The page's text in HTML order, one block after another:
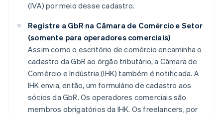
(IVA) por meio desse cadastro.
Registre a GbR na Câmara de Comércio e Setor
(somente para operadores comerciais)
Assim como o escritório de comércio encaminha o
cadastro da GbR ao órgão tributário, a Câmara de
Comércio e Indústria (IHK) também é notificada. A
IHK envia, então, um formulário de cadastro aos
sócios da GbR. Os operadores comerciais são
membros obrigatórios da IHK. Os freelancers, por